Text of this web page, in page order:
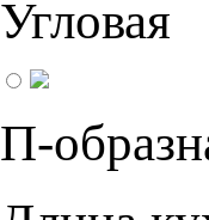
Угловая
П-